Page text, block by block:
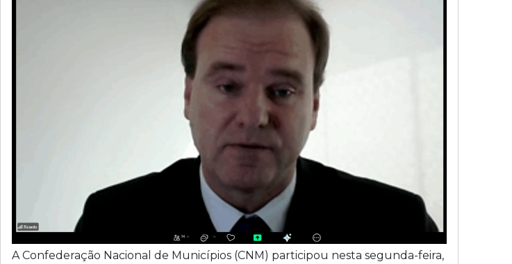
A Confederação Nacional de Municípios (CNM) participou nesta segunda-feira,